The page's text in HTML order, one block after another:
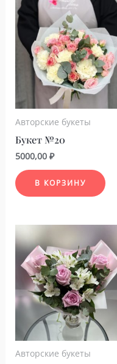
Авторские букеты
Букет №20
5000,00 ₽
В КОРЗИНУ
Авторские букеты